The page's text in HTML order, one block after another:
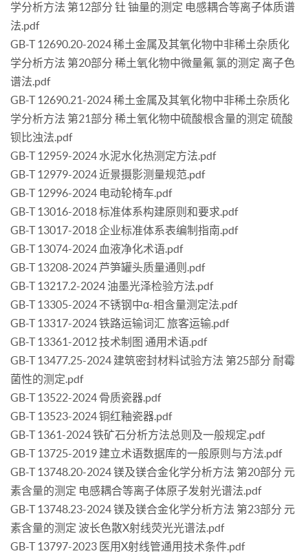
学分析方法 第12部分 钍 铀量的测定 电感耦合等离子体质谱
法.pdf
GB-T 12690.20-2024 稀土金属及其氧化物中非稀土杂质化
学分析方法 第20部分 稀土氧化物中微量氟 氯的测定 离子色
谱法.pdf
GB-T 12690.21-2024 稀土金属及其氧化物中非稀土杂质化
学分析方法 第21部分 稀土氧化物中硫酸根含量的测定 硫酸
钡比浊法.pdf
GB-T 12959-2024 水泥水化热测定方法.pdf
GB-T 12979-2024 近景摄影测量规范.pdf
GB-T 12996-2024 电动轮椅车.pdf
GB-T 13016-2018 标准体系构建原则和要求.pdf
GB-T 13017-2018 企业标准体系表编制指南.pdf
GB-T 13074-2024 血液净化术语.pdf
GB-T 13208-2024 芦笋罐头质量通则.pdf
GB-T 13217.2-2024 油墨光泽检验方法.pdf
GB-T 13305-2024 不锈钢中α-相含量测定法.pdf
GB-T 13317-2024 铁路运输词汇 旅客运输.pdf
GB-T 13361-2012 技术制图 通用术语.pdf
GB-T 13477.25-2024 建筑密封材料试验方法 第25部分 耐霉
菌性的测定.pdf
GB-T 13522-2024 骨质瓷器.pdf
GB-T 13523-2024 铜红釉瓷器.pdf
GB-T 1361-2024 铁矿石分析方法总则及一般规定.pdf
GB-T 13725-2019 建立术语数据库的一般原则与方法.pdf
GB-T 13748.20-2024 镁及镁合金化学分析方法 第20部分 元
素含量的测定 电感耦合等离子体原子发射光谱法.pdf
GB-T 13748.23-2024 镁及镁合金化学分析方法 第23部分 元
素含量的测定 波长色散X射线荧光光谱法.pdf
GB-T 13797-2023 医用X射线管通用技术条件.pdf